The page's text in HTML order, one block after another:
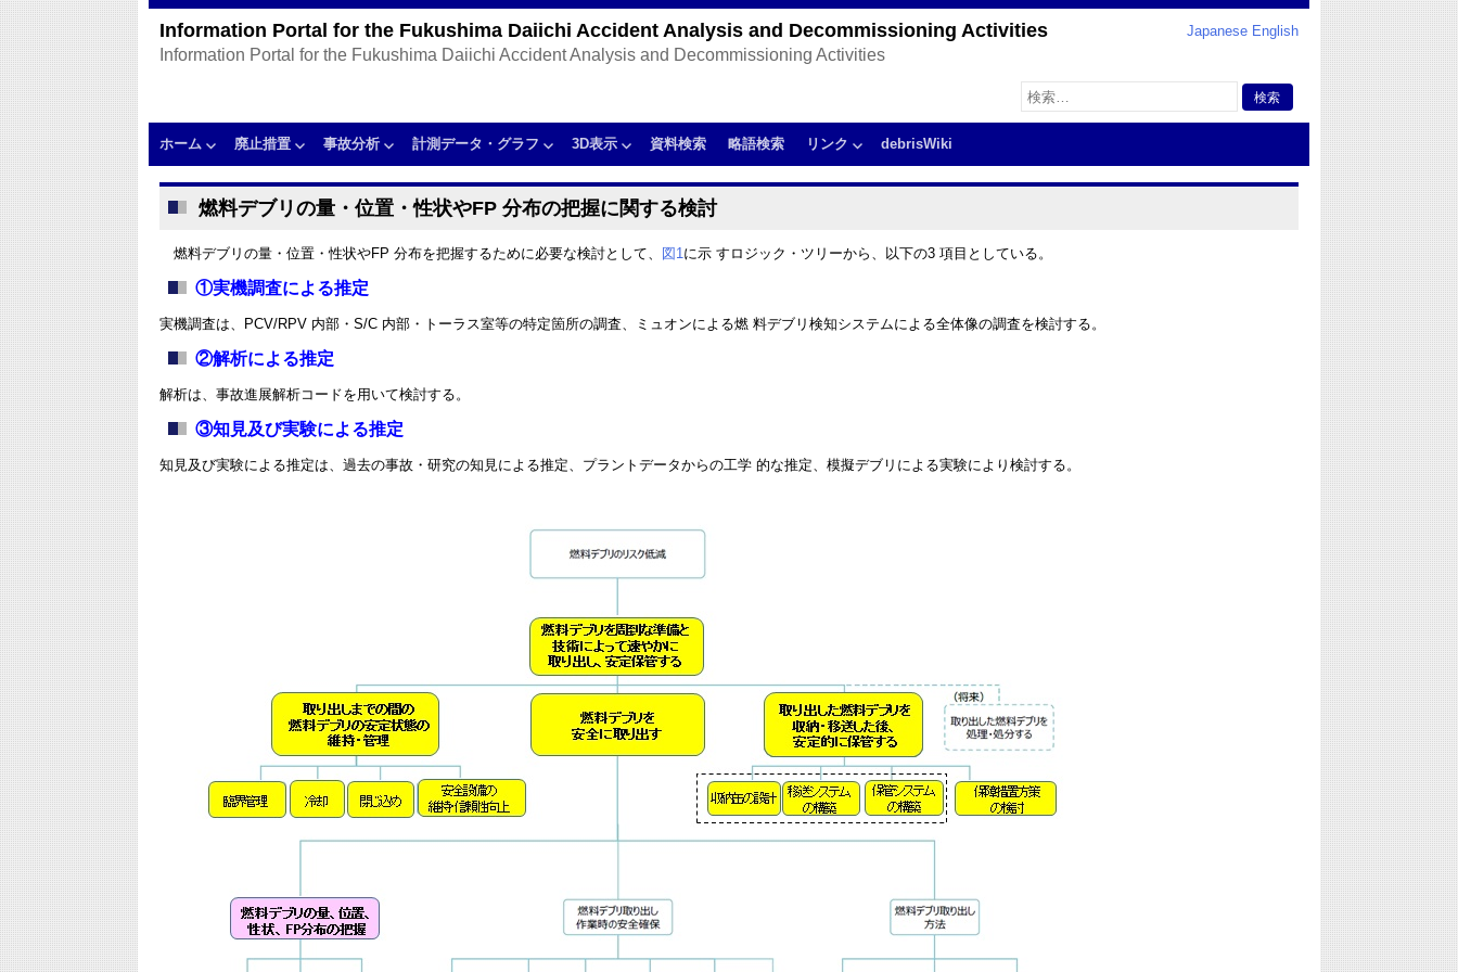
Information Portal for the Fukushima Daiichi Accident Analysis and Decommissioning Activities
Information Portal for the Fukushima Daiichi Accident Analysis and Decommissioning Activities
Japanese English
検
索:
ホーム 廃止措置 事故分析 計測データ・グラフ 3D表示 資料検索 略語検索 リンク debrisWiki
燃料デブリの量・位置・性状やFP 分布の把握に関する検討
燃料デブリの量・位置・性状やFP 分布を把握するために必要な検討として、 図1 に示 すロジック・ツリーから、以下の3 項目としている。
①実機調査による推定
実機調査は、PCV/RPV 内部・S/C 内部・トーラス室等の特定箇所の調査、ミュオンによる燃 料デブリ検知システムによる全体像の調査を検討する。
②解析による推定
解析は、事故進展解析コードを用いて検討する。
③知見及び実験による推定
知見及び実験による推定は、過去の事故・研究の知見による推定、プラントデータからの工学 的な推定、模擬デブリによる実験により検討する。